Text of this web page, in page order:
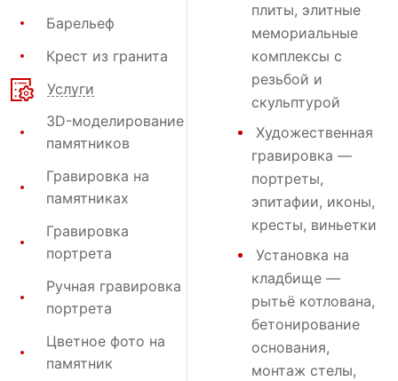
Барельеф
Крест из гранита
Услуги
3D-моделирование
памятников
Гравировка на
памятниках
Гравировка
портрета
Ручная гравировка
портрета
Цветное фото на
памятник
плиты, элитные
мемориальные
комплексы с
резьбой и
скульптурой
Художественная
гравировка —
портреты,
эпитафии, иконы,
кресты, виньетки
Установка на
кладбище —
рытьё котлована,
бетонирование
основания,
монтаж стелы,